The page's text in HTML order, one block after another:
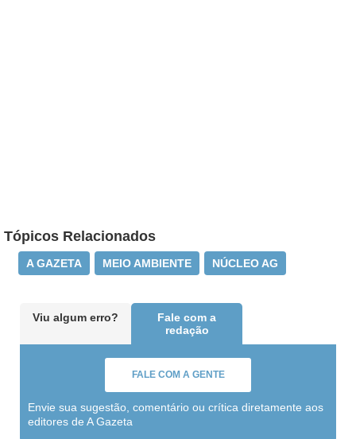
Tópicos Relacionados
A GAZETA MEIO AMBIENTE NÚCLEO AG
Viu algum erro?
Fale com a
redação
FALE COM A GENTE
Envie sua sugestão, comentário ou crítica diretamente aos
editores de A Gazeta